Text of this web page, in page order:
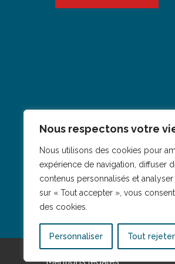
Nous respectons votre
Nous utilisons des cookies pour
expérience de navigation, diffuser
contenus personnalisés et
sur « Tout accepter », vous
des cookies.
Personnaliser Tout rejeter
Mentions légales